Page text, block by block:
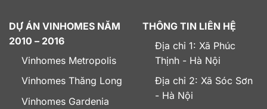
DỰ ÁN VINHOMES NĂM
2010 – 2016
Vinhomes Metropolis
Vinhomes Thăng Long
Vinhomes Gardenia
THÔNG TIN LIÊN HỆ
Địa chỉ 1: Xã Phúc
Thịnh - Hà Nội
Địa chỉ 2: Xã Sóc Sơn
- Hà Nội